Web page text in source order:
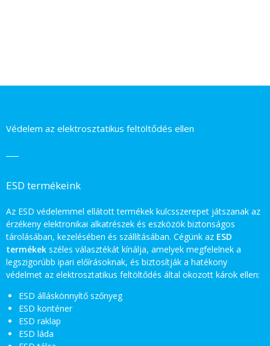
Védelem az elektrosztatikus feltöltődés ellen
ESD termékeink
Az ESD védelemmel ellátott termékek kulcsszerepet játszanak az
érzékeny elektronikai alkatrészek és eszközök biztonságos
tárolásában, kezelésében és szállításában. Cégünk az ESD
termékek széles választékát kínálja, amelyek megfelelnek a
legszigorúbb ipari előírásoknak, és biztosítják a hatékony
védelmet az elektrosztatikus feltöltődés által okozott károk ellen:
ESD álláskönnyítő szőnyeg
ESD konténer
ESD raklap
ESD láda